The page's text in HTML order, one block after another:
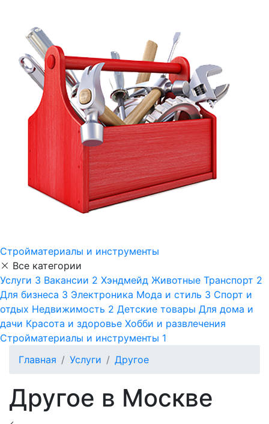
Стройматериалы и инструменты
Все категории
Услуги 3 Вакансии 2 Хэндмейд Животные Транспорт 2
Для бизнеса 3 Электроника Мода и стиль 3 Спорт и
отдых Недвижимость 2 Детские товары Для дома и
дачи Красота и здоровье Хобби и развлечения
Стройматериалы и инструменты 1
Главная
Услуги Другое
Другое в Москве